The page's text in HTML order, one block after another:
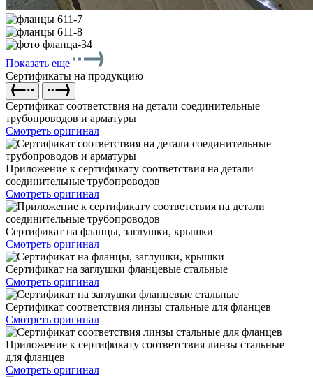
Показать еще
Сертификаты на продукцию
Сертификат соответствия на детали соединительные
трубопроводов и арматуры
Смотреть оригинал
Приложение к сертификату соответствия на детали
соединительные трубопроводов
Смотреть оригинал
Сертификат на фланцы, заглушки, крышки
Смотреть оригинал
Сертификат на заглушки фланцевые стальные
Смотреть оригинал
Сертификат соответствия линзы стальные для фланцев
Смотреть оригинал
Приложение к сертификату соответствия линзы стальные
для фланцев
Смотреть оригинал